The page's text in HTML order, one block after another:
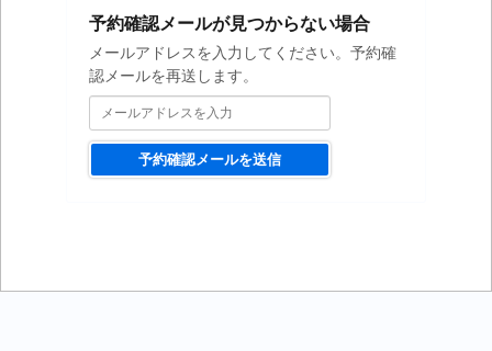
予約確認メールが見つからない場合
メールアドレスを入力してください。予約確
認メールを再送します。
予約確認メールを送信